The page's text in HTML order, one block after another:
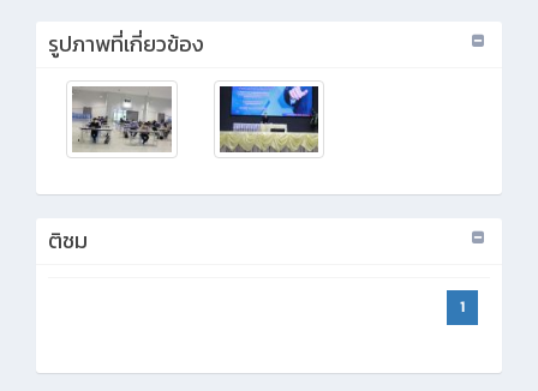
รูปภาพที่เกี่ยวข้อง
ติชม
1